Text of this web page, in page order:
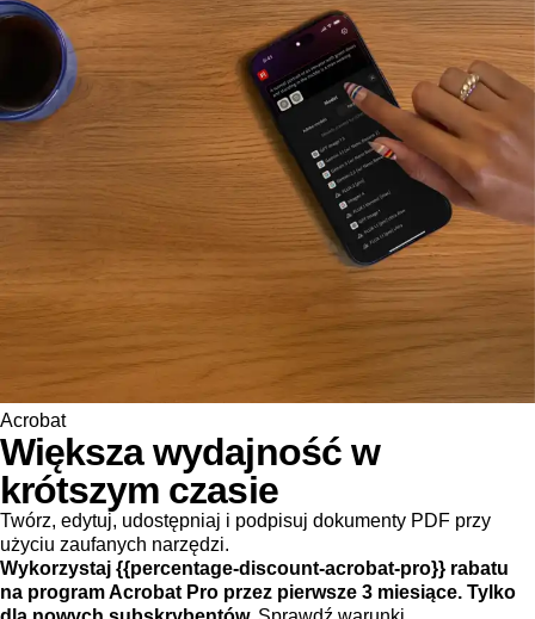
Acrobat
Większa wydajność w
krótszym czasie
Twórz, edytuj, udostępniaj i podpisuj dokumenty PDF przy
użyciu zaufanych narzędzi.
Wykorzystaj {{percentage-discount-acrobat-pro}} rabatu
na program Acrobat Pro przez pierwsze 3 miesiące. Tylko